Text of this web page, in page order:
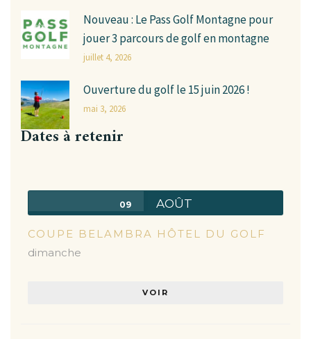
Nouveau : Le Pass Golf Montagne pour
jouer 3 parcours de golf en montagne
juillet 4, 2026
Ouverture du golf le 15 juin 2026 !
mai 3, 2026
Dates à retenir
09 AOÛT
COUPE BELAMBRA HÔTEL DU GOLF
dimanche
VOIR